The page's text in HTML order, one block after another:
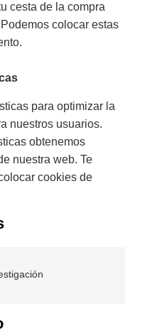
cesta de la compra
colocar estas
para optimizar la
nuestros usuarios.
obtenemos
nuestra web. Te
cookies de